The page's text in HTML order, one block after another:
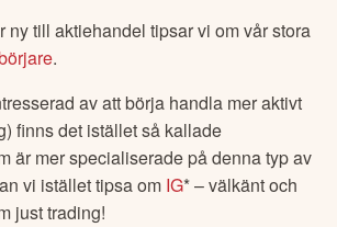
ny till aktiehandel tipsar vi om vår stora
.
av att börja handla mer aktivt
finns det istället så kallade
är mer specialiserade på denna typ av
vi istället tipsa om IG* – välkänt och
just trading!